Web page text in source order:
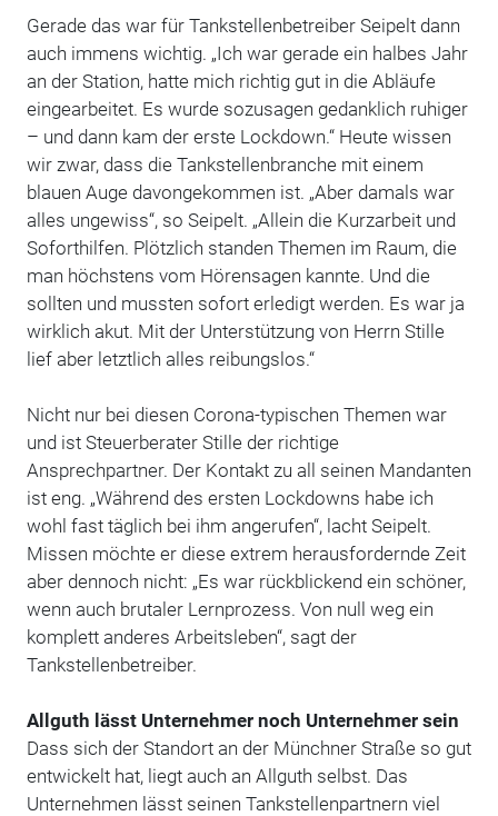
Gerade das war für Tankstellenbetreiber Seipelt dann
auch immens wichtig. „Ich war gerade ein halbes Jahr
an der Station, hatte mich richtig gut in die Abläufe
eingearbeitet. Es wurde sozusagen gedanklich ruhiger
– und dann kam der erste Lockdown.“ Heute wissen
wir zwar, dass die Tankstellenbranche mit einem
blauen Auge davongekommen ist. „Aber damals war
alles ungewiss“, so Seipelt. „Allein die Kurzarbeit und
Soforthilfen. Plötzlich standen Themen im Raum, die
man höchstens vom Hörensagen kannte. Und die
sollten und mussten sofort erledigt werden. Es war ja
wirklich akut. Mit der Unterstützung von Herrn Stille
lief aber letztlich alles reibungslos.“
Nicht nur bei diesen Corona-typischen Themen war
und ist Steuerberater Stille der richtige
Ansprechpartner. Der Kontakt zu all seinen Mandanten
ist eng. „Während des ersten Lockdowns habe ich
wohl fast täglich bei ihm angerufen“, lacht Seipelt.
Missen möchte er diese extrem herausfordernde Zeit
aber dennoch nicht: „Es war rückblickend ein schöner,
wenn auch brutaler Lernprozess. Von null weg ein
komplett anderes Arbeitsleben“, sagt der
Tankstellenbetreiber.
Allguth lässt Unternehmer noch Unternehmer sein
Dass sich der Standort an der Münchner Straße so gut
entwickelt hat, liegt auch an Allguth selbst. Das
Unternehmen lässt seinen Tankstellenpartnern viel